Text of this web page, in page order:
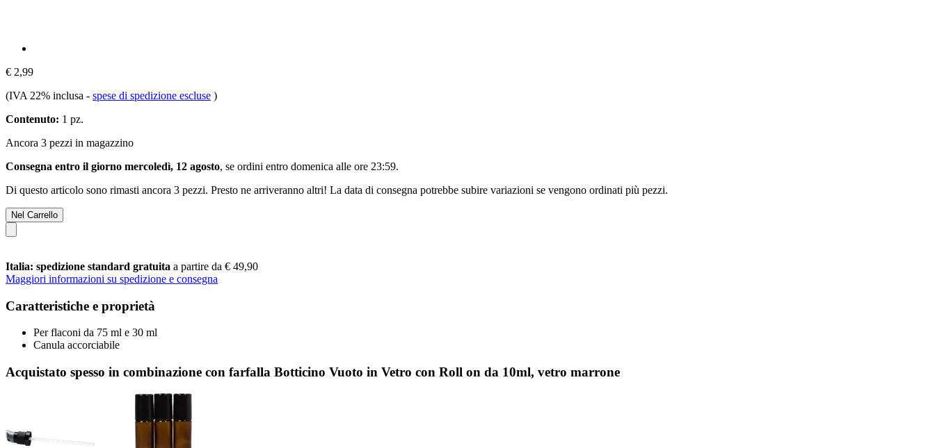
€ 2,99
(IVA 22% inclusa - spese di spedizione escluse )
Contenuto: 1 pz.
Ancora 3 pezzi in magazzino
Consegna entro il giorno mercoledì, 12 agosto, se ordini entro domenica alle ore 23:59.
Di questo articolo sono rimasti ancora 3 pezzi. Presto ne arriveranno altri! La data di consegna potrebbe subire variazioni se vengono ordinati più pezzi.
Nel Carrello
Italia: spedizione standard gratuita a partire da € 49,90
Maggiori informazioni su spedizione e consegna
Caratteristiche e proprietà
Per flaconi da 75 ml e 30 ml
Canula accorciabile
Acquistato spesso in combinazione con farfalla Botticino Vuoto in Vetro con Roll on da 10ml, vetro marrone